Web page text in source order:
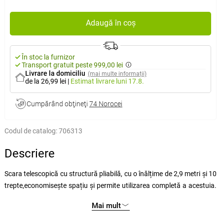
Adaugă în coș
În stoc la furnizor
Transport gratuit peste 999,00 lei
Livrare la domiciliu (mai multe informații)
de la 26,99 lei | Estimat livrare luni 17.8.
Cumpărând obţineţi 74 Norocei
Codul de catalog:706313
Descriere
Scara telescopică cu structură pliabilă, cu o înălțime de 2,9 metri și 10
trepte,economisește spațiu și permite utilizarea completă a acestuia.
încât înălțimea scării poate fi reglată în funcție de necesități, pentru o
Mai mult